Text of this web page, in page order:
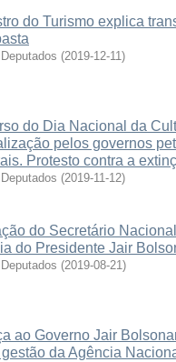
do Turismo explica
(2019-12-11)
do Dia Nacional da
pelos governos
Protesto contra a
(2019-11-12)
do Secretário
do Presidente Jair
(2019-08-21)
ao Governo Jair
da Agência